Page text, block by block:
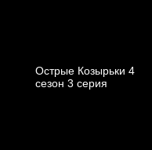
Острые Козырьки 4
cезон 3 cерия